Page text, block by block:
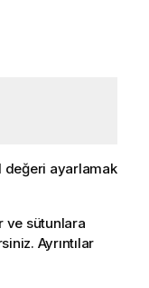
değeri ayarlamak
ve sütunlara
Ayrıntılar